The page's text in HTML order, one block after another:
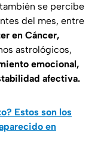
se percibe
del mes, entre
en Cáncer,
astrológicos,
emocional,
afectiva.
Estos son los
en